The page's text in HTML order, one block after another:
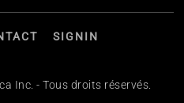
SIGNIN
Inc. - Tous droits réservés.